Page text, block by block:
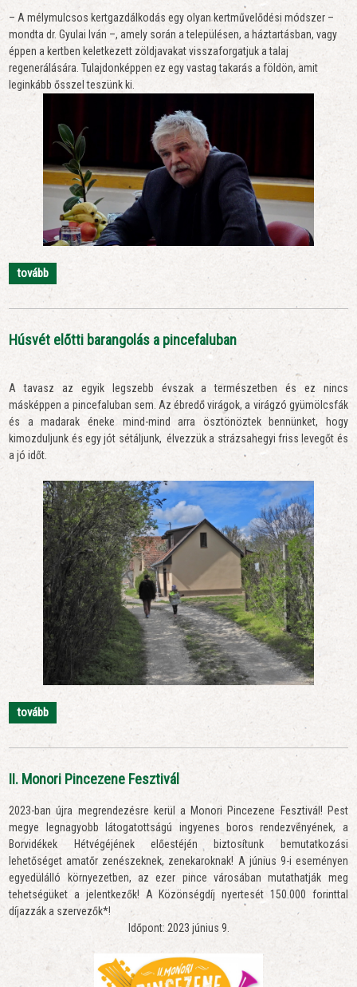
– A mélymulcsos kertgazdálkodás egy olyan kertművelődési módszer –
mondta dr. Gyulai Iván –, amely során a településen, a háztartásban, vagy
éppen a kertben keletkezett zöldjavakat visszaforgatjuk a talaj
regenerálására. Tulajdonképpen ez egy vastag takarás a földön, amit
leginkább ősszel teszünk ki.
tovább
Húsvét előtti barangolás a pincefaluban
A tavasz az egyik legszebb évszak a természetben és ez nincs
másképpen a pincefaluban sem. Az ébredő virágok, a virágzó gyümölcsfák
és a madarak éneke mind-mind arra ösztönöztek bennünket, hogy
kimozduljunk és egy jót sétáljunk, élvezzük a strázsahegyi friss levegőt és
a jó időt.
tovább
II. Monori Pincezene Fesztivál
2023-ban újra megrendezésre kerül a Monori Pincezene Fesztivál! Pest
megye legnagyobb látogatottságú ingyenes boros rendezvényének, a
Borvidékek Hétvégéjének előestéjén biztosítunk bemutatkozási
lehetőséget amatőr zenészeknek, zenekaroknak! A június 9-i eseményen
egyedülálló környezetben, az ezer pince városában mutathatják meg
tehetségüket a jelentkezők! A Közönségdíj nyertesét 150.000 forinttal
díjazzák a szervezők*!
Időpont: 2023 június 9.